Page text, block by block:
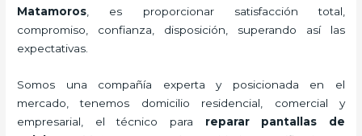
Matamoros , es proporcionar satisfacción total,
compromiso, confianza, disposición, superando así las
expectativas.
Somos una compañía experta y posicionada en el
mercado, tenemos domicilio residencial, comercial y
empresarial, el técnico para reparar
pantallas de